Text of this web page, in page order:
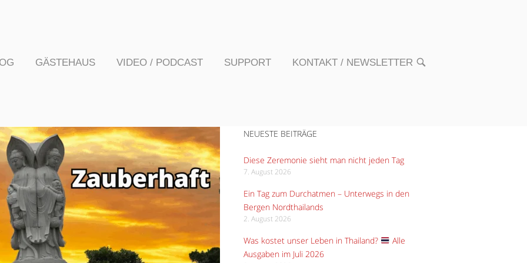
GÄSTEHAUS VIDEO / PODCAST SUPPORT KONTAKT / NEWSLETTER OPEN
NEUESTE BEITRÄGE
Diese Zeremonie sieht man nicht jeden Tag
7. August 2026
Ein Tag zum Durchatmen – Unterwegs in den
Bergen Nordthailands
2. August 2026
Was kostet unser Leben in Thailand?
Alle
Ausgaben im Juli 2026